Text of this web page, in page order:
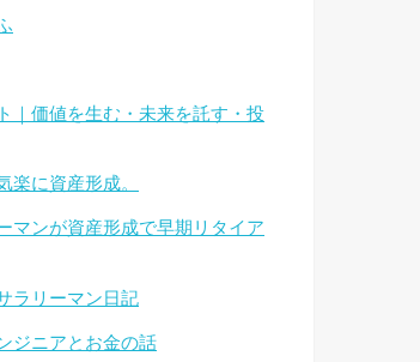
｜価値を生む・未来を託す・投
楽に資産形成。
マンが資産形成で早期リタイア
ラリーマン日記
ジニアとお金の話